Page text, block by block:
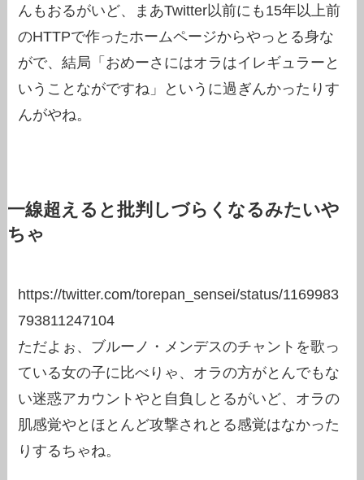
んもおるがいど、まあTwitter以前にも15年以上前
のHTTPで作ったホームページからやっとる身な
がで、結局「おめーさにはオラはイレギュラーと
いうことながですね」というに過ぎんかったりす
んがやね。
一線超えると批判しづらくなるみたいや
ちゃ
https://twitter.com/torepan_sensei/status/1169983
793811247104
ただよぉ、ブルーノ・メンデスのチャントを歌っ
ている女の子に比べりゃ、オラの方がとんでもな
い迷惑アカウントやと自負しとるがいど、オラの
肌感覚やとほとんど攻撃されとる感覚はなかった
りするちゃね。